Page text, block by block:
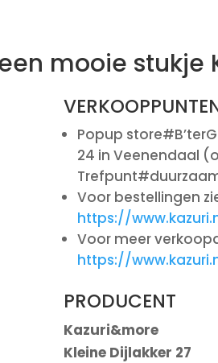
mooie stukje
Popup
24 in Veenendaal
Voor bestellingen
https://
Voor meer
https://
PRODUCENT
Kazuri&more
Kleine Dijlakker 27